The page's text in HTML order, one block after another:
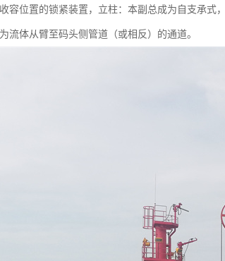
容位置的锁紧装置，立柱：本副总成为自支承式
流体从臂至码头侧管道（或相反）的通道。